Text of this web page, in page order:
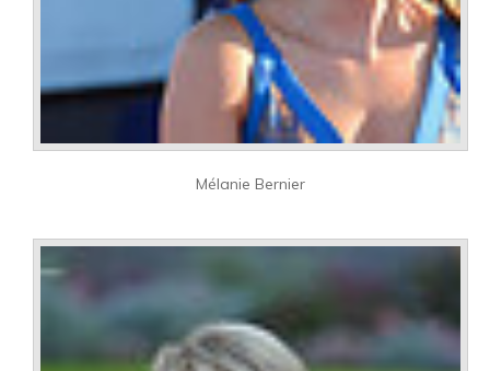
Mélanie Bernier